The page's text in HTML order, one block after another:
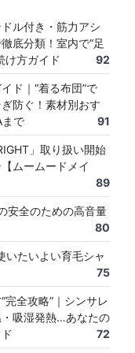
ル付き・筋力アシ
底分類！室内で“足
け方ガイド
92
ド｜“着る布団”で
防ぐ！素材別おす
で
91
」取り扱い開始
ムームードメイ
89
安全のための高音量
80
いたいよい育毛シャ
75
完全攻略”｜シンサレ
吸湿発熱…あなたの
72